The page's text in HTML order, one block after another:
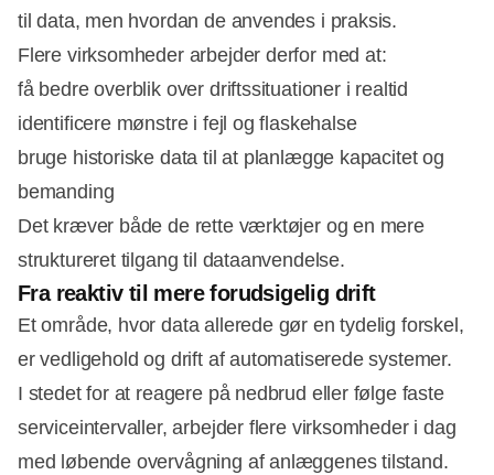
til data, men hvordan de anvendes i praksis.
Flere virksomheder arbejder derfor med at:
få bedre overblik over driftssituationer i realtid
identificere mønstre i fejl og flaskehalse
bruge historiske data til at planlægge kapacitet og
bemanding
Det kræver både de rette værktøjer og en mere
struktureret tilgang til dataanvendelse.
Fra reaktiv til mere forudsigelig drift
Et område, hvor data allerede gør en tydelig forskel,
er vedligehold og drift af automatiserede systemer.
I stedet for at reagere på nedbrud eller følge faste
serviceintervaller, arbejder flere virksomheder i dag
med løbende overvågning af anlæggenes tilstand.